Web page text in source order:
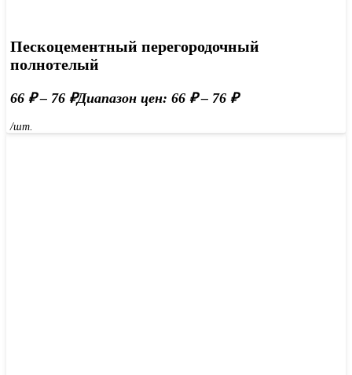
Пескоцементный перегородочный
полнотелый
66 ₽ – 76 ₽Диапазон цен: 66 ₽ – 76 ₽
/шт.